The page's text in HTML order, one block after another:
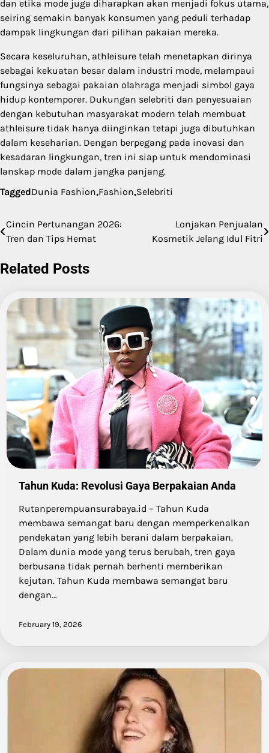
dan etika mode juga diharapkan akan menjadi fokus utama,
seiring semakin banyak konsumen yang peduli terhadap
dampak lingkungan dari pilihan pakaian mereka.
Secara keseluruhan, athleisure telah menetapkan dirinya
sebagai kekuatan besar dalam industri mode, melampaui
fungsinya sebagai pakaian olahraga menjadi simbol gaya
hidup kontemporer. Dukungan selebriti dan penyesuaian
dengan kebutuhan masyarakat modern telah membuat
athleisure tidak hanya diinginkan tetapi juga dibutuhkan
dalam keseharian. Dengan berpegang pada inovasi dan
kesadaran lingkungan, tren ini siap untuk mendominasi
lanskap mode dalam jangka panjang.
TaggedDunia Fashion,Fashion,Selebriti
Post
navigation
Cincin Pertunangan 2026:
Tren dan Tips Hemat
Lonjakan Penjualan
Kosmetik Jelang Idul Fitri
Related Posts
Tahun Kuda: Revolusi Gaya Berpakaian Anda
Rutanperempuansurabaya.id – Tahun Kuda
membawa semangat baru dengan memperkenalkan
pendekatan yang lebih berani dalam berpakaian.
Dalam dunia mode yang terus berubah, tren gaya
berbusana tidak pernah berhenti memberikan
kejutan. Tahun Kuda membawa semangat baru
dengan…
February 19, 2026